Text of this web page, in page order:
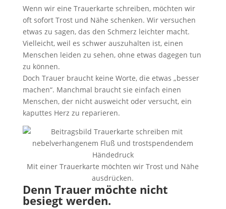
Wenn wir eine Trauerkarte schreiben, möchten wir
oft sofort Trost und Nähe schenken. Wir versuchen
etwas zu sagen, das den Schmerz leichter macht.
Vielleicht, weil es schwer auszuhalten ist, einen
Menschen leiden zu sehen, ohne etwas dagegen tun
zu können.
Doch Trauer braucht keine Worte, die etwas „besser
machen“. Manchmal braucht sie einfach einen
Menschen, der nicht ausweicht oder versucht, ein
kaputtes Herz zu reparieren.
Mit einer Trauerkarte möchten wir Trost und Nähe
ausdrücken.
Denn Trauer möchte nicht
besiegt werden.